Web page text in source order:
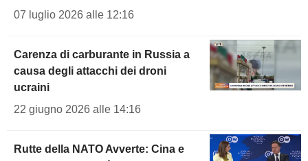
07 luglio 2026 alle 12:16
Carenza di carburante in Russia a
causa degli attacchi dei droni
ucraini
22 giugno 2026 alle 14:16
Rutte della NATO Avverte: Cina e